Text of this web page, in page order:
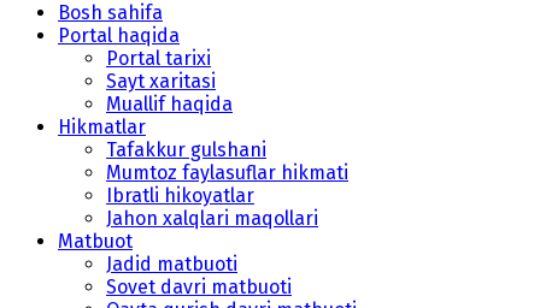
Bosh sahifa
Portal haqida
Portal tarixi
Sayt xaritasi
Muallif haqida
Hikmatlar
Tafakkur gulshani
Mumtoz faylasuflar hikmati
Ibratli hikoyatlar
Jahon xalqlari maqollari
Matbuot
Jadid matbuoti
Sovet davri matbuoti